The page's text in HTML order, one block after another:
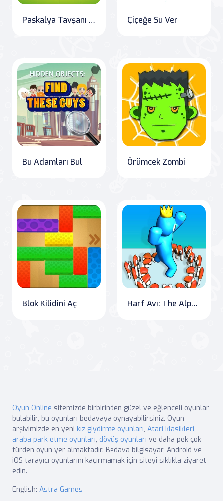
Paskalya Tavşanı Bulmaca Çiçeğe Su Ver
Bu Adamları Bul Örümcek Zombi
Blok Kilidini Aç Harf Avı: The Alphabet Hunt
Oyun Online sitemizde birbirinden güzel ve eğlenceli oyunlar
bulabilir, bu oyunları bedavaya oynayabilirsiniz. Oyun
arşivimizde en yeni kız giydirme oyunları, Atari klasikleri,
araba park etme oyunları, dövüş oyunları ve daha pek çok
türden oyun yer almaktadır. Bedava bilgisayar, Android ve
iOS tarayıcı oyunlarını kaçırmamak için siteyi sıklıkla ziyaret
edin.
English: Astra Games